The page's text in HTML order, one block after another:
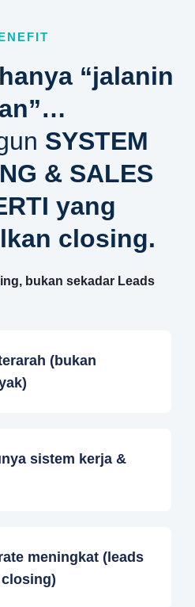
“jalanin
SYSTEM
& SALES
yang
closing.
bukan sekadar Leads
(bukan
sistem kerja &
meningkat (leads